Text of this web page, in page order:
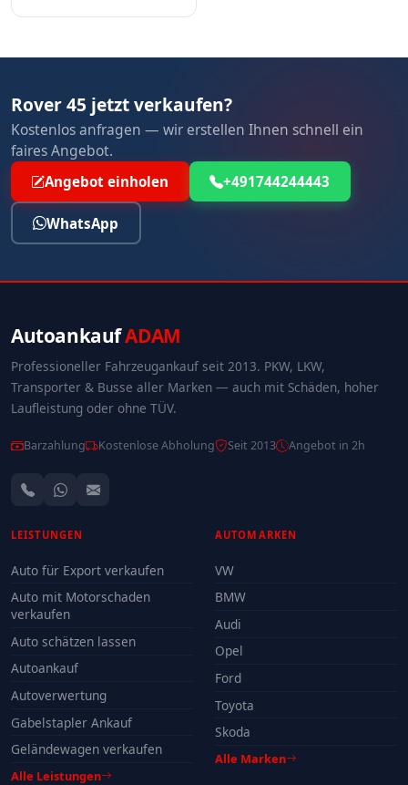
Rover 45 jetzt verkaufen?
Kostenlos anfragen — wir erstellen Ihnen schnell ein
faires Angebot.
Angebot einholen +491744244443
WhatsApp
AutoankaufADAM
Professioneller Fahrzeugankauf seit 2013. PKW, LKW,
Transporter & Busse aller Marken — auch mit Schäden, hoher
Laufleistung oder ohne TÜV.
Barzahlung Kostenlose Abholung Seit 2013 Angebot in 2h
LEISTUNGEN
Auto für Export verkaufen
Auto mit Motorschaden
verkaufen
Auto schätzen lassen
Autoankauf
Autoverwertung
Gabelstapler Ankauf
Geländewagen verkaufen
Alle Leistungen
AUTOMARKEN
VW
BMW
Audi
Opel
Ford
Toyota
Skoda
Alle Marken